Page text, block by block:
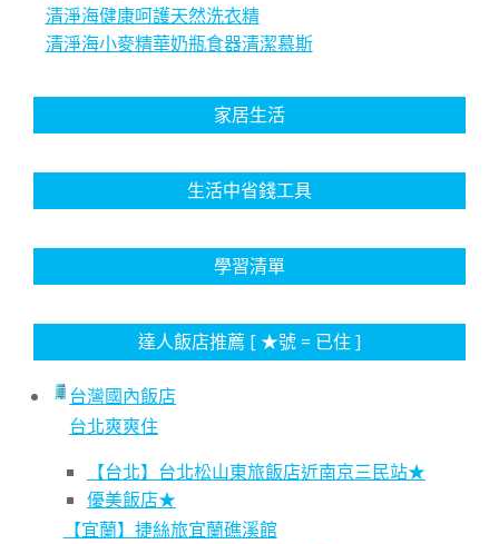
清淨海健康呵護天然洗衣精
清淨海小麥精華奶瓶食器清潔慕斯
家居生活
生活中省錢工具
學習清單
達人飯店推薦 [ ★號 = 已住 ]
台灣國內飯店
台北爽爽住
【台北】台北松山東旅飯店近南京三民站★
優美飯店★
【宜蘭】捷絲旅宜蘭礁溪館